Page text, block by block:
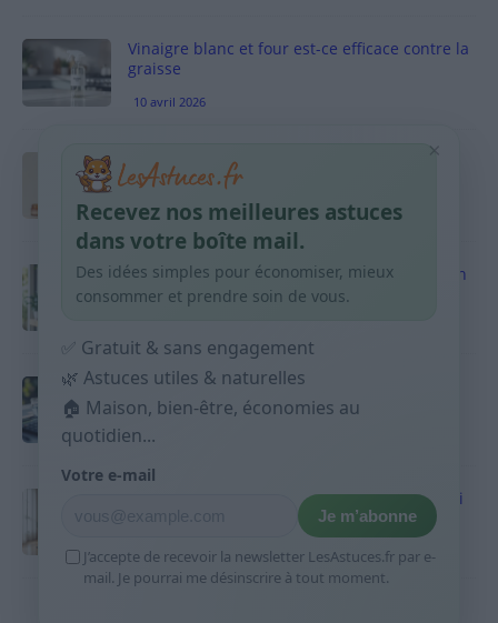
Vinaigre blanc et four est-ce efficace contre la
graisse
10 avril 2026
Taches pigmentaires : routine simple +
habitudes qui aident
9 avril 2026
Produits ménagers : comment économiser en
courses sans acheter 10 sprays
Budget mensuel : méthode rapide pour
répartir son salaire dès le jour de paie
9 avril 2026
Sport 10 minutes par jour est-ce utile et quoi
9 avril 2026
×
Recevez nos meilleures astuces
dans votre boîte mail.
Des idées simples pour économiser, mieux
consommer et prendre soin de vous.
✅ Gratuit & sans engagement
🌿 Astuces utiles & naturelles
🏠 Maison, bien-être, économies au
quotidien...
Votre e-mail
Je m’abonne
J’accepte de recevoir la newsletter LesAstuces.fr par e-
mail. Je pourrai me désinscrire à tout moment.